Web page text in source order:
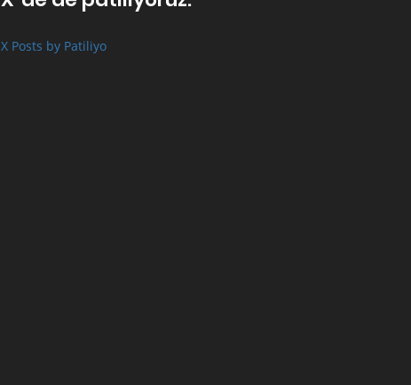
X Posts by Patiliyo